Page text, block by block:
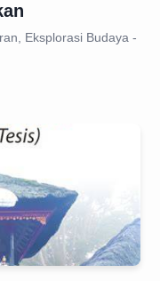
Eksplorasi Budaya -